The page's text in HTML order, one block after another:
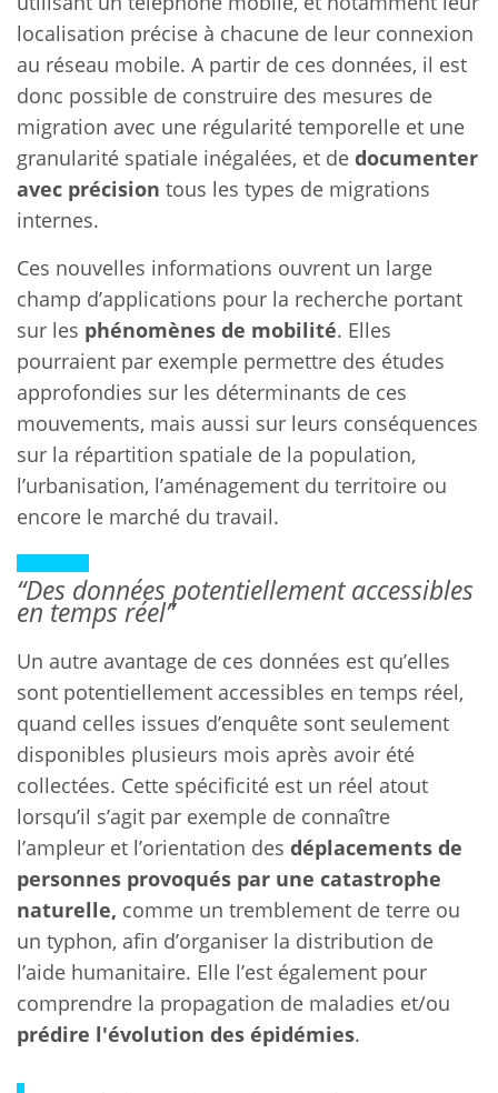
localisation précise à chacune de leur connexion
au réseau mobile. A partir de ces données, il est
donc possible de construire des mesures de
migration avec une régularité temporelle et une
granularité spatiale inégalées, et de documenter
avec précision tous les types de migrations
internes.
Ces nouvelles informations ouvrent un large
champ d’applications pour la recherche portant
sur les phénomènes de mobilité. Elles
pourraient par exemple permettre des études
approfondies sur les déterminants de ces
mouvements, mais aussi sur leurs conséquences
sur la répartition spatiale de la population,
l’urbanisation, l’aménagement du territoire ou
encore le marché du travail.
“Des données potentiellement accessibles
en temps réel”
Un autre avantage de ces données est qu’elles
sont potentiellement accessibles en temps réel,
quand celles issues d’enquête sont seulement
disponibles plusieurs mois après avoir été
collectées. Cette spécificité est un réel atout
lorsqu’il s’agit par exemple de connaître
l’ampleur et l’orientation des déplacements de
personnes provoqués par une catastrophe
naturelle, comme un tremblement de terre ou
un typhon, afin d’organiser la distribution de
l’aide humanitaire. Elle l’est également pour
comprendre la propagation de maladies et/ou
prédire l'évolution des épidémies.